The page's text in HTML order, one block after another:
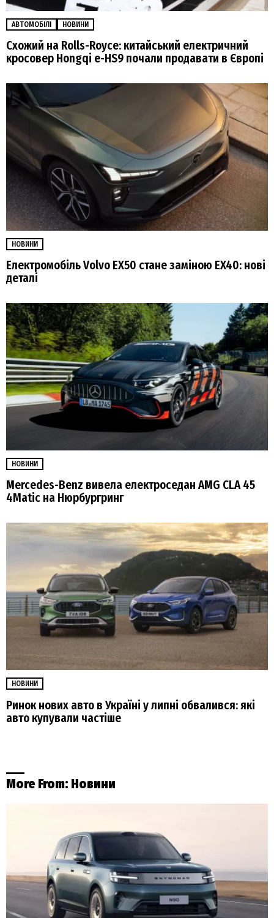
АВТОМОБІЛІ НОВИНИ
Схожий на Rolls-Royce: китайський електричний
кросовер Hongqi e-HS9 почали продавати в Європі
НОВИНИ
Електромобіль Volvo EX50 стане заміною EX40: нові
деталі
НОВИНИ
Mercedes-Benz вивела електроседан AMG CLA 45
4Matic на Нюрбургринг
НОВИНИ
Ринок нових авто в Україні у липні обвалився: які
авто купували частіше
More From: Новини